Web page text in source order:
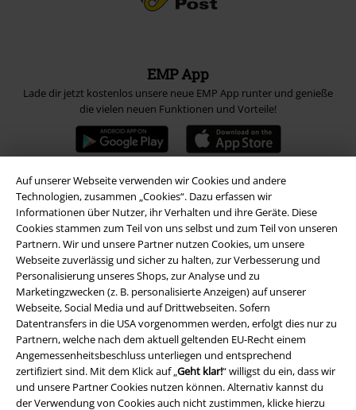
Auf unserer Webseite verwenden wir Cookies und andere
Technologien, zusammen „Cookies“. Dazu erfassen wir
Informationen über Nutzer, ihr Verhalten und ihre Geräte. Diese
Cookies stammen zum Teil von uns selbst und zum Teil von unseren
Partnern. Wir und unsere Partner nutzen Cookies, um unsere
Webseite zuverlässig und sicher zu halten, zur Verbesserung und
Personalisierung unseres Shops, zur Analyse und zu
Marketingzwecken (z. B. personalisierte Anzeigen) auf unserer
Webseite, Social Media und auf Drittwebseiten. Sofern
Datentransfers in die USA vorgenommen werden, erfolgt dies nur zu
Partnern, welche nach dem aktuell geltenden EU-Recht einem
Angemessenheitsbeschluss unterliegen und entsprechend
zertifiziert sind. Mit dem Klick auf „Geht klar!“ willigst du ein, dass wir
und unsere Partner Cookies nutzen können. Alternativ kannst du
der Verwendung von Cookies auch nicht zustimmen, klicke hierzu
EMP App
Lade dir jetzt kostenlos unsere neue EMP App runter und genieße
die vielen neuen Funktionen und Vorteile!
A Warner Music Group Company